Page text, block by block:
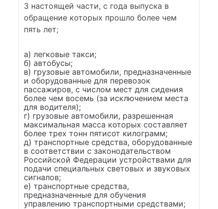
3 настоящей части, с года выпуска в
обращение которых прошло более чем
пять лет;
а) легковые такси;
б) автобусы;
в) грузовые автомобили, предназначенные
и оборудованные для перевозок
пассажиров, с числом мест для сидения
более чем восемь (за исключением места
для водителя);
г) грузовые автомобили, разрешенная
максимальная масса которых составляет
более трех тонн пятисот килограмм;
д) транспортные средства, оборудованные
в соответствии с законодательством
Российской Федерации устройствами для
подачи специальных световых и звуковых
сигналов;
е) транспортные средства,
предназначенные для обучения
управлению транспортными средствами;